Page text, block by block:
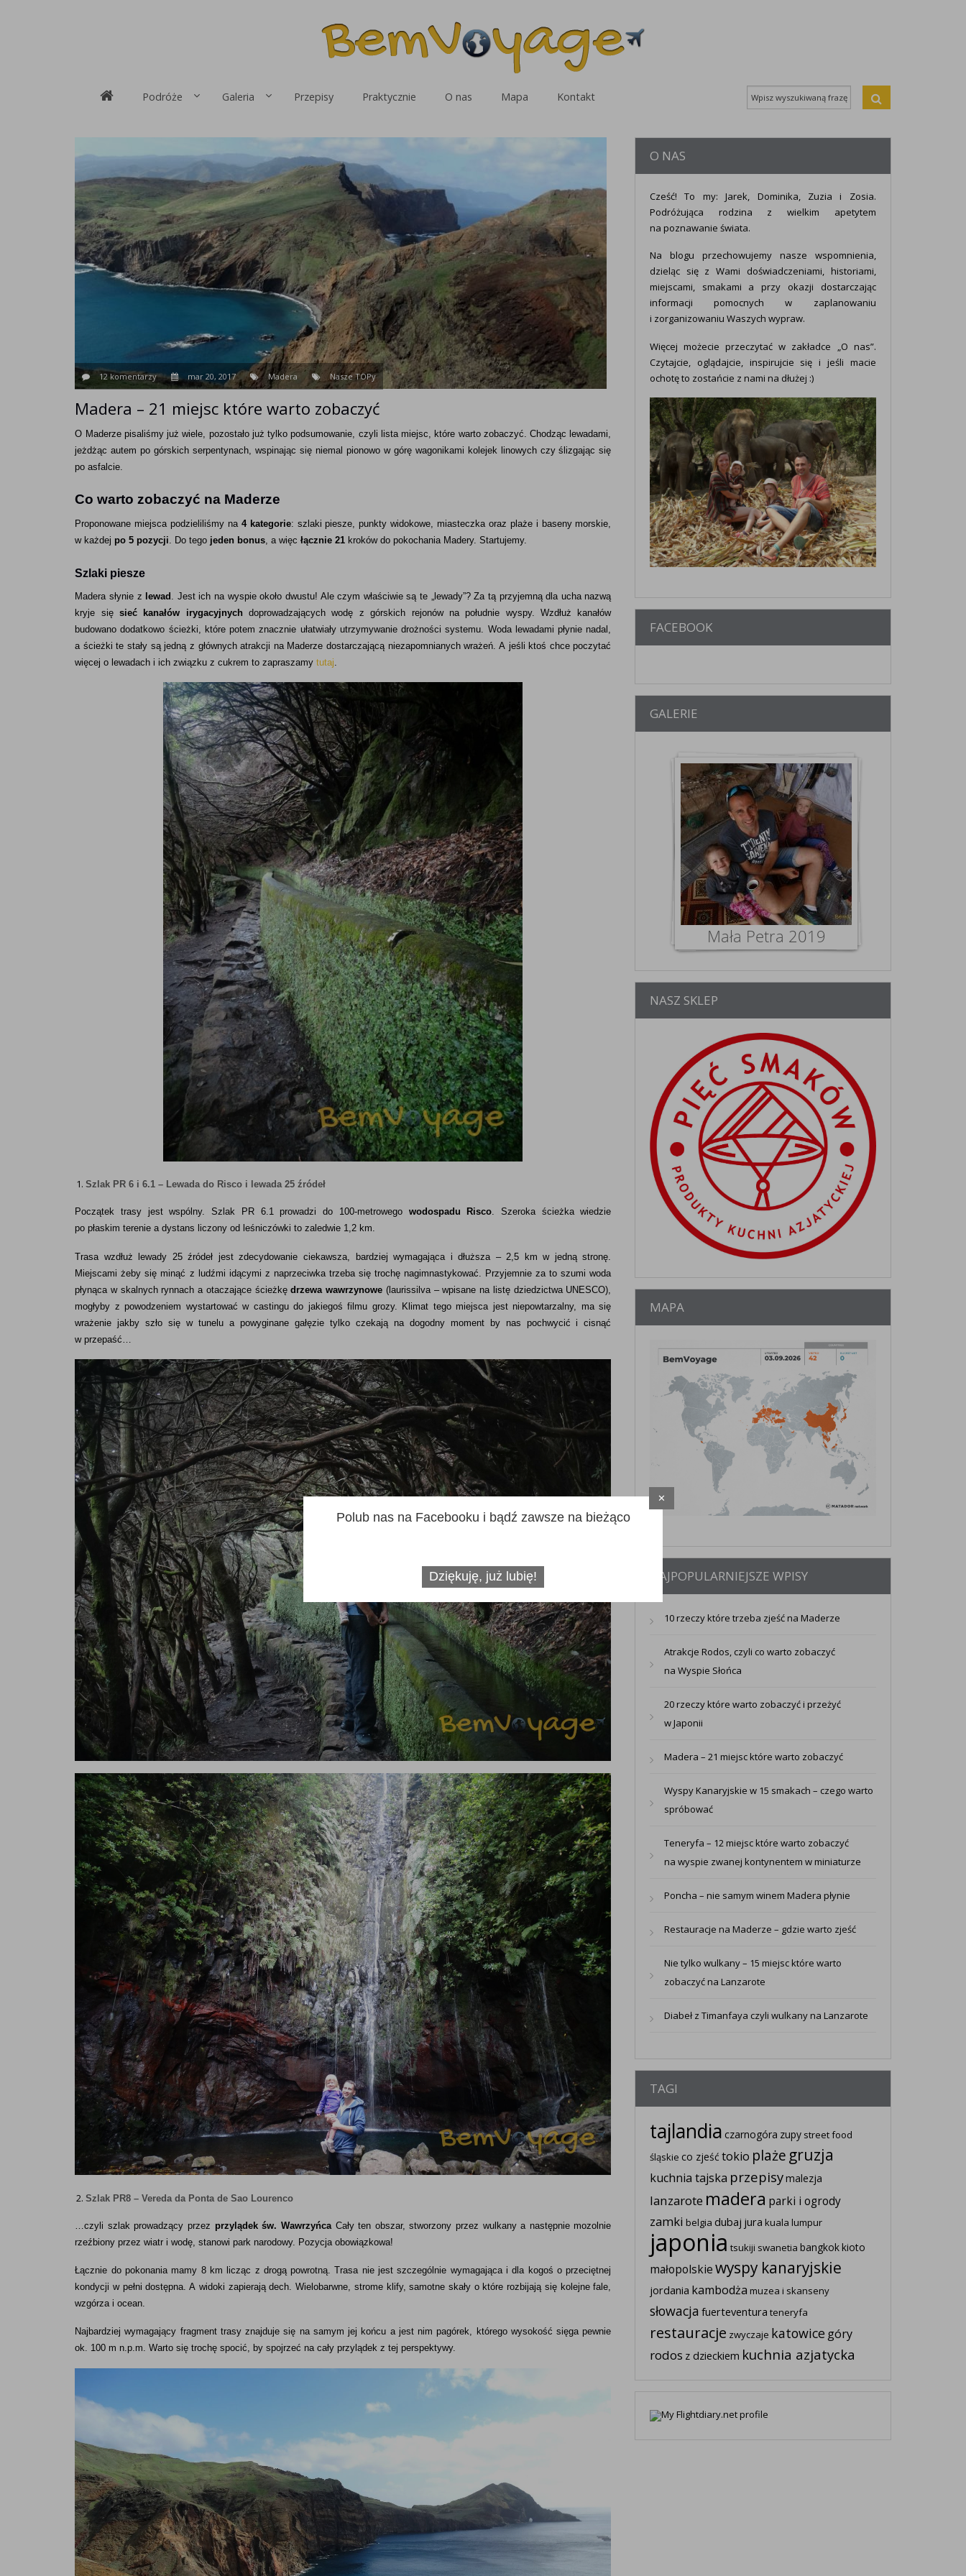
Podróże Galeria Przepisy Praktycznie O nas Mapa Kontakt
12 komentarzy mar 20, 2017 Madera Nasze TOPy
Madera – 21 miejsc które warto zobaczyć
O Maderze pisaliśmy już wiele, pozostało już tylko podsumowanie, czyli lista miejsc, które warto zobaczyć. Chodząc lewadami,
jeżdżąc autem po górskich serpentynach, wspinając się niemal pionowo w górę wagonikami kolejek linowych czy ślizgając się
po asfalcie.
Co warto zobaczyć na Maderze
Proponowane miejsca podzieliliśmy na 4 kategorie: szlaki piesze, punkty widokowe, miasteczka oraz plaże i baseny morskie,
w każdej po 5 pozycji . Do tego jeden bonus , a więcłącznie 21 kroków do pokochania Madery. Startujemy.
Szlaki piesze
Madera słynie z lewad
. Jest ich na wyspie około dwustu! Ale czym właściwie są te „lewady”? Za tą przyjemną dla ucha nazwą
kryje się sieć kanałów irygacyjnychdoprowadzających wodę z górskich rejonów na południe wyspy. Wzdłuż kanałów
budowano dodatkowo ścieżki, które potem znacznie ułatwiały utrzymywanie drożności systemu. Woda lewadami płynie nadal,
a ścieżki te stały są jedną z głównych atrakcji na Maderze dostarczającą niezapomnianych wrażeń. A jeśli ktoś chce poczytać
więcej o lewadach i ich związku z cukrem to zapraszamytutaj
Szlak PR 6 i 6.1 – Lewada do Risco i lewada 25 źródeł
Początek trasy jest wspólny. Szlak PR 6.1 prowadzi do 100-metrowego wodospadu Risco. Szeroka ścieżka wiedzie
po płaskim terenie a dystans liczony od leśniczówki to zaledwie 1,2 km.
Trasa wzdłuż lewady 25 źródeł jest zdecydowanie ciekawsza, bardziej wymagająca i dłuższa – 2,5 km w jedną stronę.
Miejscami żeby się minąć z ludźmi idącymi z naprzeciwka trzeba się trochę nagimnastykować. Przyjemnie za to szumi woda
płynąca w skalnych rynnach a otaczające ścieżkędrzewa wawrzynowe (laurissilva – wpisane na listę dziedzictwa UNESCO),
mogłyby z powodzeniem wystartować w castingu do jakiegoś filmu grozy. Klimat tego miejsca jest niepowtarzalny, ma się
wrażenie jakby szło się w tunelu a powyginane gałęzie tylko czekają na dogodny moment by nas pochwycić i cisnąć
w przepaść…
Szlak PR8 – Vereda da Ponta de Sao Lourenco
…czyli szlak prowadzący przez przylądek św. WawrzyńcaCały ten obszar, stworzony przez wulkany a następnie mozolnie
rzeźbiony przez wiatr i wodę, stanowi park narodowy. Pozycja obowiązkowa!
Łącznie do pokonania mamy 8 km licząc z drogą powrotną. Trasa nie jest szczególnie wymagająca i dla kogoś o przeciętnej
kondycji w pełni dostępna. A widoki zapierają dech. Wielobarwne, strome klify, samotne skały o które rozbijają się kolejne fale,
wzgórza i ocean.
Najbardziej wymagający fragment trasy znajduje się na samym jej końcu a jest nim pagórek, którego wysokość sięga pewnie
ok. 100 m n.p.m. Warto się trochę spocić, by spojrzeć na cały przylądek z tej perspektywy.
O NAS
Cześć! To my: Jarek, Dominika, Zuzia i Zosia.
Podróżująca rodzina z wielkim apetytem
na poznawanie świata.
Na blogu przechowujemy nasze wspomnienia,
dzieląc się z Wami doświadczeniami, historiami,
miejscami, smakami a przy okazji dostarczając
informacji pomocnych w zaplanowaniu
i zorganizowaniu Waszych wypraw.
Więcej możecie przeczytać w zakładce „O nas”.
Czytajcie, oglądajcie, inspirujcie się i jeśli macie
ochotę to zostańcie z nami na dłużej :)
FACEBOOK
GALERIE
NASZ SKLEP
MAPA
NAJPOPULARNIEJSZE WPISY
10 rzeczy które trzeba zjeść na Maderze
Atrakcje Rodos, czyli co warto zobaczyć
na Wyspie Słońca
20 rzeczy które warto zobaczyć i przeżyć
w Japonii
Madera – 21 miejsc które warto zobaczyć
Wyspy Kanaryjskie w 15 smakach – czego warto
spróbować
Teneryfa – 12 miejsc które warto zobaczyć
na wyspie zwanej kontynentem w miniaturze
Poncha – nie samym winem Madera płynie
Restauracje na Maderze – gdzie warto zjeść
Nie tylko wulkany – 15 miejsc które warto
zobaczyć na Lanzarote
Diabeł z Timanfaya czyli wulkany na Lanzarote
TAGI
tajlandia czarnogóra zupy street food
śląskie co zjeść tokio plaże gruzja
kuchnia tajska przepisymalezja
lanzarote madera parki i ogrody
zamki belgia dubaj jura kuala lumpur
japonia tsukiji swanetia bangkokkioto
małopolskiewyspy kanaryjskie
jordania kambodża muzea i skanseny
słowacja fuerteventura teneryfa
restauracje zwyczaje katowice góry
rodos z dzieckiem kuchnia azjatycka
Polub nas na Facebooku i bądź zawsze na bieżąco
✕
Dziękuję, już lubię!